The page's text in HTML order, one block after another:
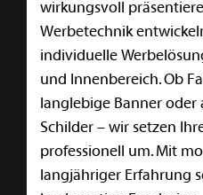
wirkungsvoll
Werbetechnik
individuelle
und Innenbereich. Ob
langlebige Banner oder
Schilder – wir setzen
professionell um. Mit
langjähriger Erfahrung